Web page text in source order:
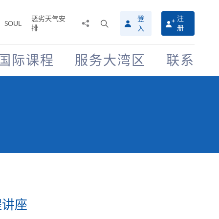
SOUL
恶劣天气安
排
搜
寻
介
面
登
入
注
册
际课程 服务大湾区 联系
座